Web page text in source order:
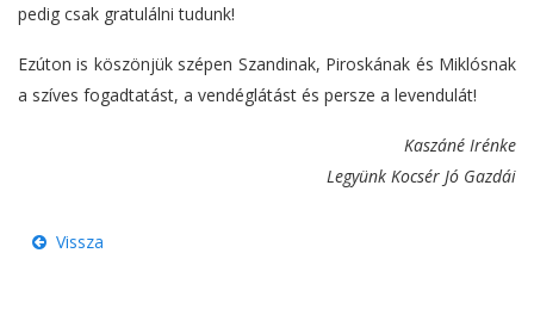
pedig csak gratulálni tudunk!
Ezúton is köszönjük szépen Szandinak, Piroskának és Miklósnak
a szíves fogadtatást, a vendéglátást és persze a levendulát!
Kaszáné Irénke
Legyünk Kocsér Jó Gazdái
Vissza